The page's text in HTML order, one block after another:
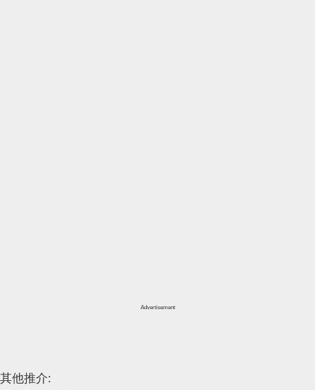
Advertisement
其他推介: